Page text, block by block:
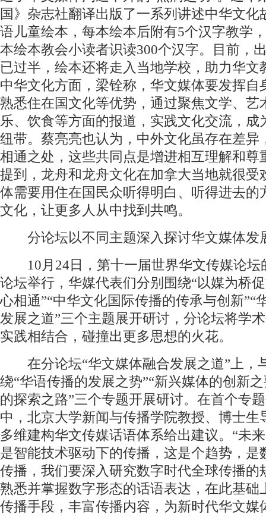
国》杂志社翻译出版了一系列讲述中华文化
语儿童绘本，每本绘本后附有5个汉字教学
本绘本教会小读者识读300个汉字。目前，
已过半，绘本还将走入当地学校，助力华文
中华文化方面，梁铨称，华文媒体要发挥自
熟悉住在国文化等优势，通过聚焦文学、艺
乐、饮食等方面的报道，实践文化交流，成
纽带。蔡亮亮也认为，中外文化虽存在差异
相通之处，这些共同点是增进相互理解和尊
提到，龙舟和龙舟文化在加拿大当地就很受
体需要用住在国民众听得明白、听得进去的
文化，让更多人从中找到共鸣。
分论坛以不同主题深入探讨华文媒体发
10月24日，第十一届世界华文传媒论坛
论坛举行，华媒代表们分别围绕“以媒为桥
心相通”“中华文化国际传播的传承与创新”“
发展之道”三个主题展开研讨，分论坛将学
实践相结合，碰撞出更多思想的火花。
在分论坛“华文媒体融合发展之道”上，
绕“华语传播的发展之势”“新兴媒体的创新
的探索之路”三个专题开展研讨。在首个专
中，北京大学新闻与传播学院教授、博士生
多维建构华文传媒话语体系给出建议。“未
是智能技术驱动下的传播，这是个趋势，是
传播，我们要深入研究数字时代全球传播的
熟悉并掌握数字形态的话语表达，在此基础
传播手段，丰富传播内容，为新时代华文媒